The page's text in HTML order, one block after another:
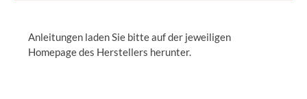
Anleitungen laden Sie bitte auf der jeweiligen
Homepage des Herstellers herunter.